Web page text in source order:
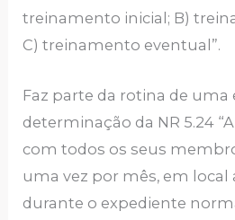
treinamento inicial; B)
C) treinamento eventual”.
Faz parte da rotina de uma
determinação da NR 5.24
com todos os seus
uma vez por mês, em local
durante o expediente